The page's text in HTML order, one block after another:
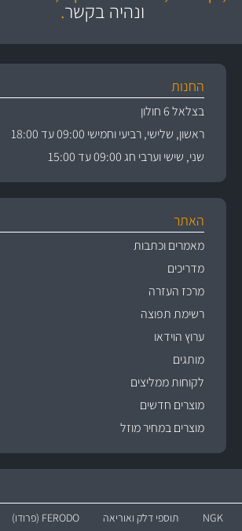
ונהיה בקשר.
החנות
בצלאל 6 חולון
ראשון, שלישי, רביעי וחמישי 09:00 עד 18:00
שני, שישי וערבי חג 09:00 עד 15:00
האתר
מאמרים וכתבות
מדריכים
מרכז העזרה
רשימת תפוצה
ערוץ הוידאו
מותגים
לקוחות ממליצים
מוצרים חדשים
מוצרים במחיר מוזל
NGK תוספי דלק ואוריאה
FERODO (פרודו)